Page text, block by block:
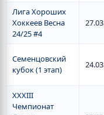
Лига Хороших
Хоккеев Весна
24/25 #4
Семенцовский
кубок (1 этап)
XXXIII
Чемпионат